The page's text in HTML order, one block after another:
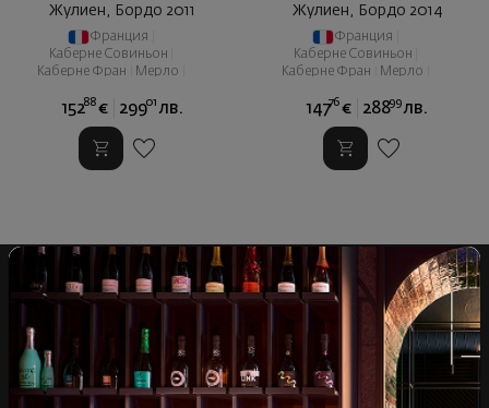
Жулиен, Бордо 2011
Франция
Каберне Совиньон
Каберне Фран
Мерло
15288 € 29901 лв.
Жулиен, Бордо 2014
Франция
Каберне Совиньон
Каберне Фран
Мерло
14776 € 28899 лв.